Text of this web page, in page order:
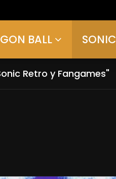
BALL SONIC
Retro y Fangames"